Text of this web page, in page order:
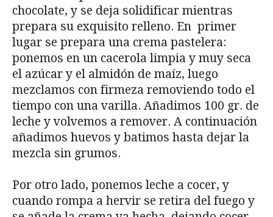
chocolate, y se deja solidificar mientras
prepara su exquisito relleno. En primer
lugar se prepara una crema pastelera:
ponemos en un cacerola limpia y muy seca
el azúcar y el almidón de maíz, luego
mezclamos con firmeza removiendo todo el
tiempo con una varilla. Añadimos 100 gr. de
leche y volvemos a remover. A continuación
añadimos huevos y batimos hasta dejar la
mezcla sin grumos.
Por otro lado, ponemos leche a cocer, y
cuando rompa a hervir se retira del fuego y